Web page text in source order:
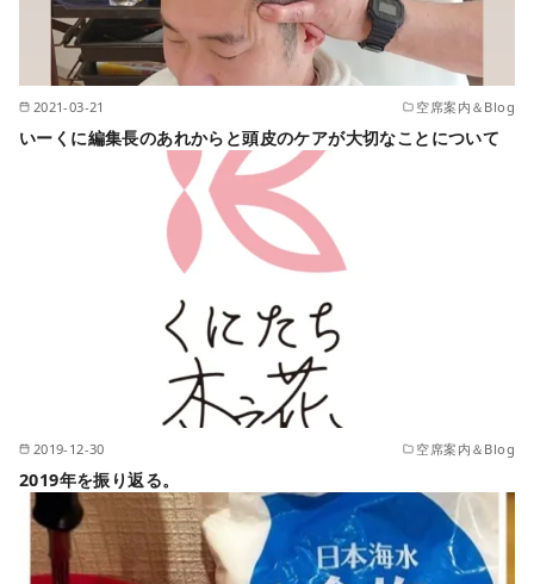
2021-03-21 空席案内＆Blog
いーくに編集長のあれからと頭皮のケアが大切なことについて
2019-12-30 空席案内＆Blog
2019年を振り返る。